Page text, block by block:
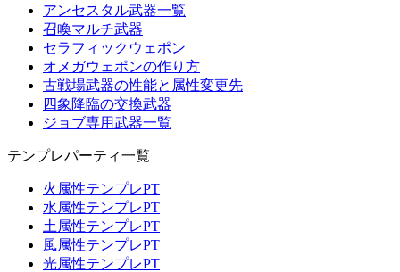
アンセスタル武器一覧
召喚マルチ武器
セラフィックウェポン
オメガウェポンの作り方
古戦場武器の性能と属性変更先
四象降臨の交換武器
ジョブ専用武器一覧
テンプレパーティ一覧
火属性テンプレPT
水属性テンプレPT
土属性テンプレPT
風属性テンプレPT
光属性テンプレPT